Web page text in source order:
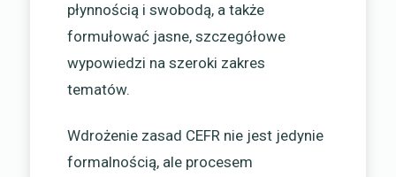
płynnością i swobodą, a także
formułować jasne, szczegółowe
wypowiedzi na szeroki zakres
tematów.
Wdrożenie zasad CEFR nie jest jedynie
formalnością, ale procesem